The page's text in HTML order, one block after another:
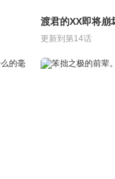
渡君的XX即将崩
更新到第14话